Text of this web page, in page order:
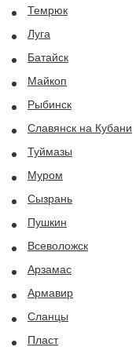
Темрюк
Луга
Батайск
Майкоп
Рыбинск
Славянск на Кубани
Туймазы
Муром
Сызрань
Пушкин
Всеволожск
Арзамас
Армавир
Сланцы
Пласт